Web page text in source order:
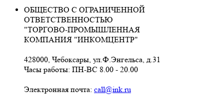
ОБЩЕСТВО С ОГРАНИЧЕННОЙ
ОТВЕТСТВЕННОСТЬЮ
"ТОРГОВО-ПРОМЫШЛЕННАЯ
КОМПАНИЯ "ИНКОМЦЕНТР"
428000, Чебоксары, ул.Ф.Энгельса, д.31
Часы работы: ПН-ВС 8.00 - 20.00
Электронная почта: call@ink.ru